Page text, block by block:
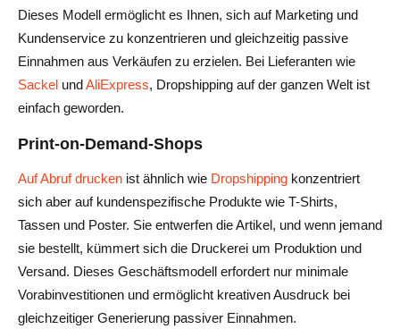
Dieses Modell ermöglicht es Ihnen, sich auf Marketing und
Kundenservice zu konzentrieren und gleichzeitig passive
Einnahmen aus Verkäufen zu erzielen. Bei Lieferanten wie
Sackel undAliExpress, Dropshipping auf der ganzen Welt ist
einfach geworden.
Print-on-Demand-Shops
Auf Abruf drucken ist ähnlich wie Dropshipping konzentriert
sich aber auf kundenspezifische Produkte wie T-Shirts,
Tassen und Poster. Sie entwerfen die Artikel, und wenn jemand
sie bestellt, kümmert sich die Druckerei um Produktion und
Versand. Dieses Geschäftsmodell erfordert nur minimale
Vorabinvestitionen und ermöglicht kreativen Ausdruck bei
gleichzeitiger Generierung passiver Einnahmen.